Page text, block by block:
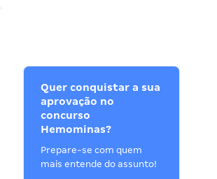
Quer conquistar a sua
aprovação no
concurso
Hemominas?
Prepare-se com quem
mais entende do assunto!